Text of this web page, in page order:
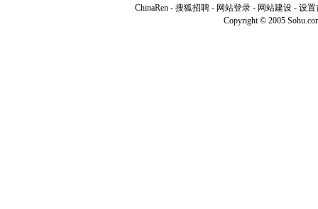
ChinaRen - 搜狐招聘 - 网站登录 - 网站建设 - 设置
Copyright © 2005